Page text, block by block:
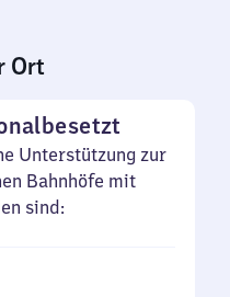
Ort
Unterstützung zur
Bahnhöfe mit
sind: